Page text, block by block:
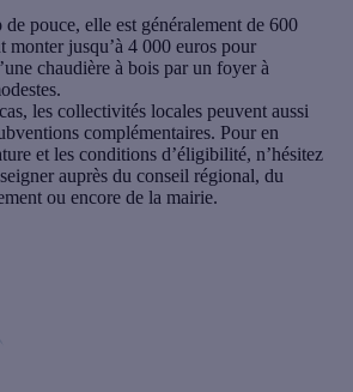
de pouce, elle est généralement de 600
monter jusqu’à 4 000 euros pour
chaudière à bois par un foyer à
les collectivités locales peuvent aussi
complémentaires. Pour en
et les conditions d’éligibilité, n’hésitez
auprès du conseil régional, du
ou encore de la mairie.